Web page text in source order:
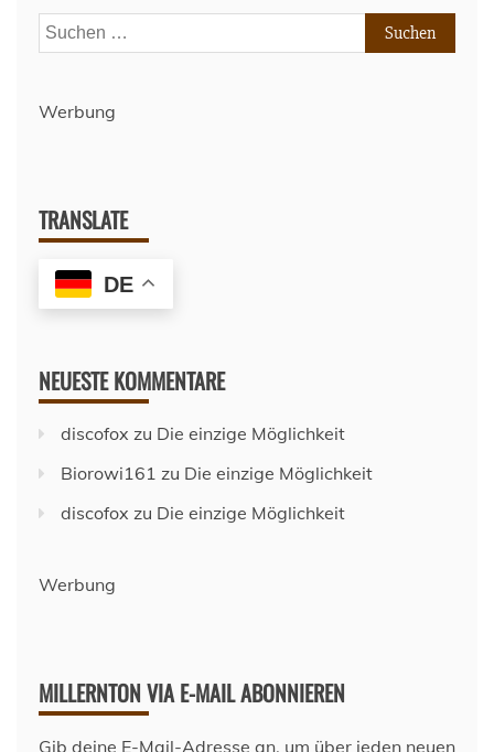
Paderborn
–
Suchen
nach:
Werbung
TRANSLATE
DE
NEUESTE KOMMENTARE
discofox zu Die einzige Möglichkeit
Biorowi161 zu Die einzige Möglichkeit
discofox zu Die einzige Möglichkeit
Werbung
MILLERNTON VIA E-MAIL ABONNIEREN
Gib deine E-Mail-Adresse an, um über jeden neuen